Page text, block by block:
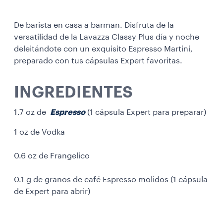
De barista en casa a barman. Disfruta de la
versatilidad de la Lavazza Classy Plus día y noche
deleitándote con un exquisito Espresso Martini,
preparado con tus cápsulas Expert favoritas.
INGREDIENTES
1.7 oz de Espresso(1 cápsula Expert para preparar)
1 oz de Vodka
0.6 oz de Frangelico
0.1 g de granos de café Espresso molidos (1 cápsula
de Expert para abrir)